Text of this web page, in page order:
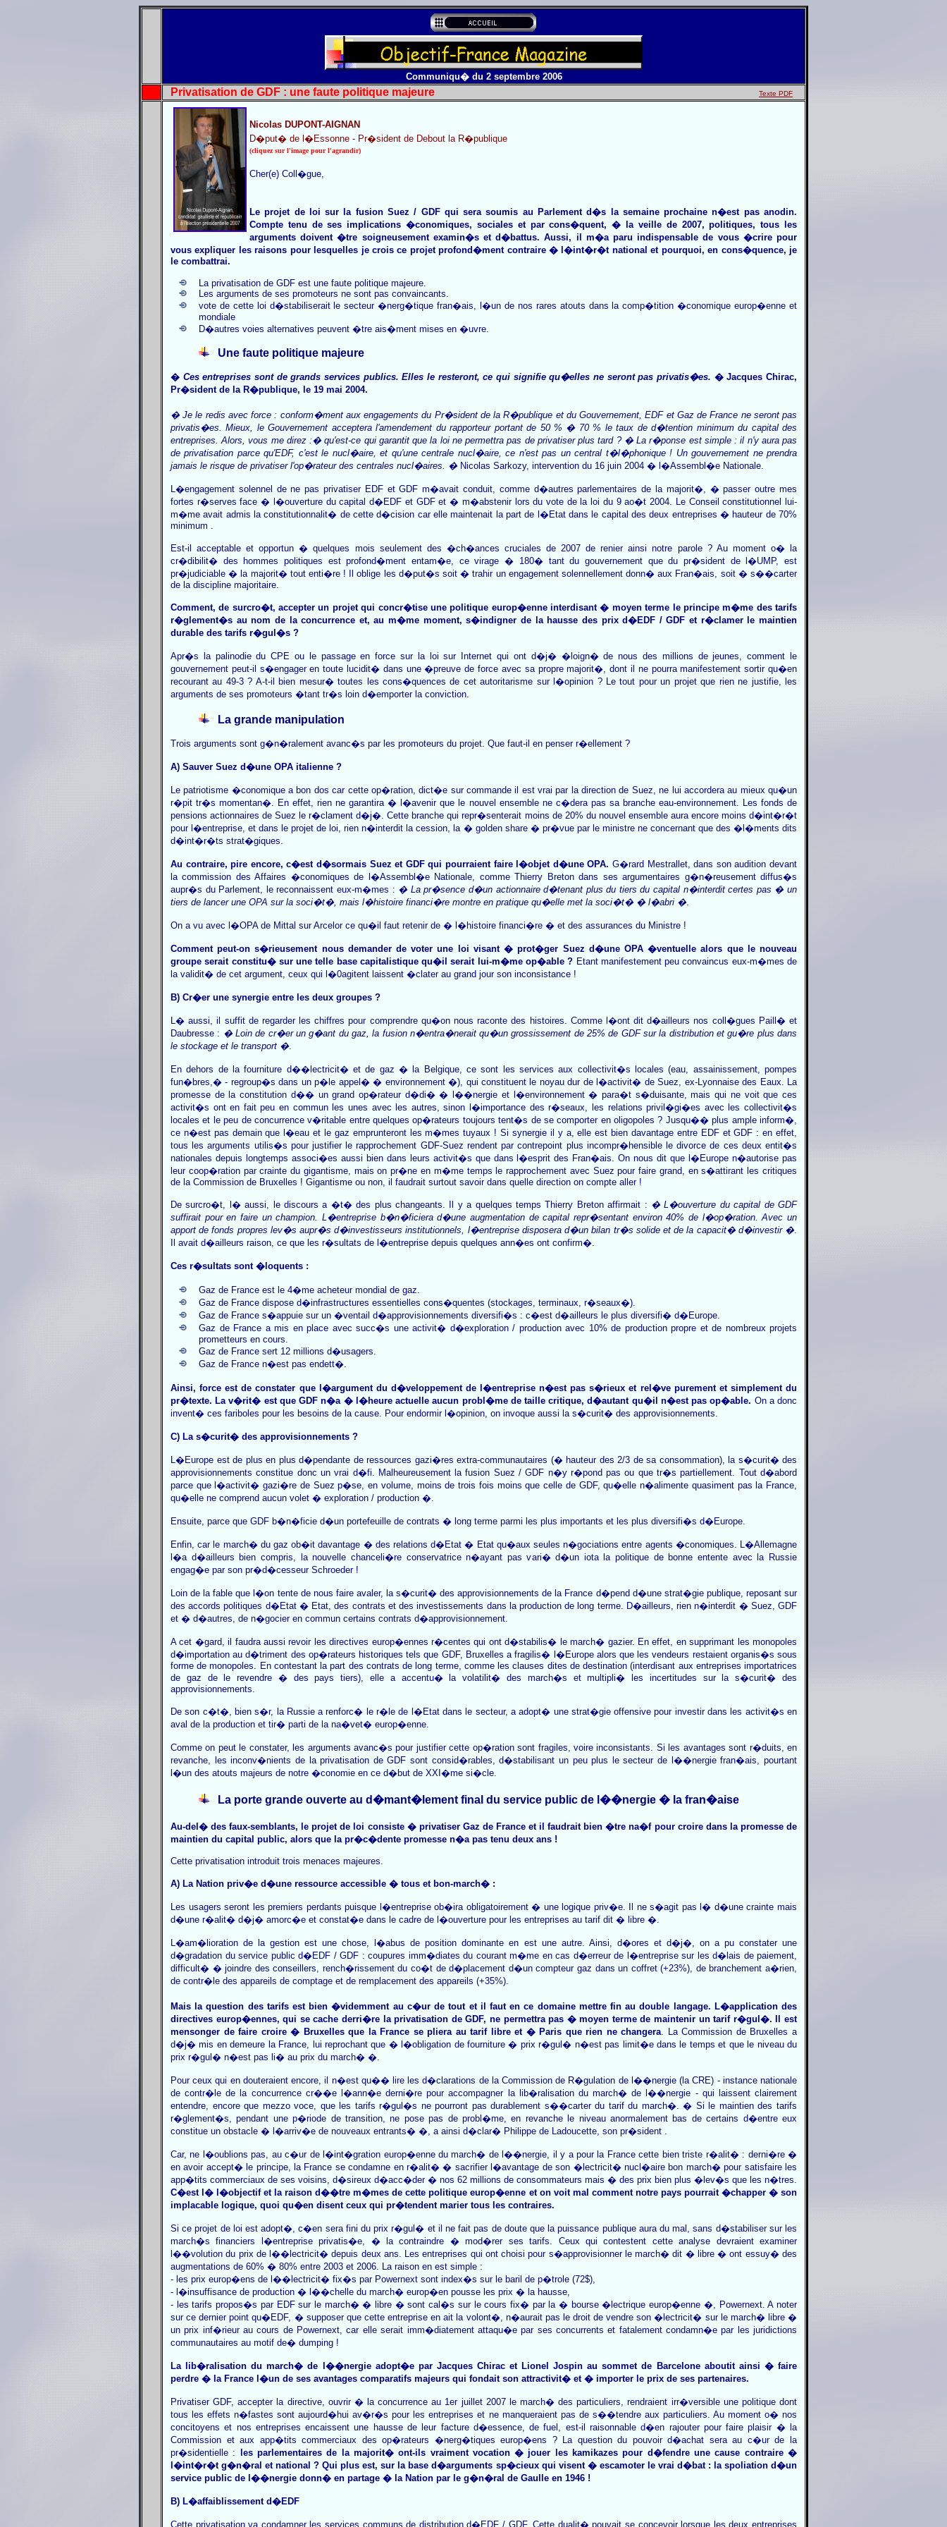
Communiqu� du 2 septembre 2006
Privatisation de GDF : une faute politique majeure Texte PDF
Nicolas DUPONT-AIGNAN
D�put� de l�Essonne - Pr�sident de Debout la R�publique
(cliquez sur l'image pour l'agrandir)
Cher(e) Coll�gue,
Le projet de loi sur la fusion Suez / GDF qui sera soumis au Parlement d�s la semaine prochaine n�est pas anodin.
Compte tenu de ses implications �conomiques, sociales et par cons�quent, � la veille de 2007, politiques, tous les
arguments doivent �tre soigneusement examin�s et d�battus. Aussi, il m�a paru indispensable de vous �crire pour
vous expliquer les raisons pour lesquelles je crois ce projet profond�ment contraire � l�int�r�t national et pourquoi, en cons�quence, je
le combattrai.
La privatisation de GDF est une faute politique majeure.
Les arguments de ses promoteurs ne sont pas convaincants.
vote de cette loi d�stabiliserait le secteur �nerg�tique fran�ais, l�un de nos rares atouts dans la comp�tition �conomique europ�enne et
mondiale
D�autres voies alternatives peuvent �tre ais�ment mises en �uvre.
Une faute politique majeure
� Ces entreprises sont de grands services publics. Elles le resteront, ce qui signifie qu�elles ne seront pas privatis�es. � Jacques Chirac,
Pr�sident de la R�publique, le 19 mai 2004.
� Je le redis avec force : conform�ment aux engagements du Pr�sident de la R�publique et du Gouvernement, EDF et Gaz de France ne seront pas
privatis�es. Mieux, le Gouvernement acceptera l'amendement du rapporteur portant de 50 % � 70 % le taux de d�tention minimum du capital des
entreprises. Alors, vous me direz :� qu'est-ce qui garantit que la loi ne permettra pas de privatiser plus tard ? � La r�ponse est simple : il n'y aura pas
de privatisation parce qu'EDF, c'est le nucl�aire, et qu'une centrale nucl�aire, ce n'est pas un central t�l�phonique ! Un gouvernement ne prendra
jamais le risque de privatiser l'op�rateur des centrales nucl�aires. �Nicolas Sarkozy, intervention du 16 juin 2004 � l�Assembl�e Nationale.
L�engagement solennel de ne pas privatiser EDF et GDF m�avait conduit, comme d�autres parlementaires de la majorit�, � passer outre mes
fortes r�serves face � l�ouverture du capital d�EDF et GDF et � m�abstenir lors du vote de la loi du 9 ao�t 2004. Le Conseil constitutionnel lui-
m�me avait admis la constitutionnalit� de cette d�cision car elle maintenait la part de l�Etat dans le capital des deux entreprises � hauteur de 70%
minimum .
Est-il acceptable et opportun � quelques mois seulement des �ch�ances cruciales de 2007 de renier ainsi notre parole ? Au moment o� la
cr�dibilit� des hommes politiques est profond�ment entam�e, ce virage � 180� tant du gouvernement que du pr�sident de l�UMP, est
pr�judiciable � la majorit� tout enti�re ! Il oblige les d�put�s soit � trahir un engagement solennellement donn� aux Fran�ais, soit � s��carter
de la discipline majoritaire.
Comment, de surcro�t, accepter un projet qui concr�tise une politique europ�enne interdisant � moyen terme le principe m�me des tarifs
r�glement�s au nom de la concurrence et, au m�me moment, s�indigner de la hausse des prix d�EDF / GDF et r�clamer le maintien
durable des tarifs r�gul�s ?
Apr�s la palinodie du CPE ou le passage en force sur la loi sur Internet qui ont d�j� �loign� de nous des millions de jeunes, comment le
gouvernement peut-il s�engager en toute lucidit� dans une �preuve de force avec sa propre majorit�, dont il ne pourra manifestement sortir qu�en
recourant au 49-3 ? A-t-il bien mesur� toutes les cons�quences de cet autoritarisme sur l�opinion ? Le tout pour un projet que rien ne justifie, les
arguments de ses promoteurs �tant tr�s loin d�emporter la conviction.
La grande manipulation
Trois arguments sont g�n�ralement avanc�s par les promoteurs du projet. Que faut-il en penser r�ellement ?
A) Sauver Suez d�une OPA italienne ?
Le patriotisme �conomique a bon dos car cette op�ration, dict�e sur commande il est vrai par la direction de Suez, ne lui accordera au mieux qu�un
r�pit tr�s momentan�. En effet, rien ne garantira � l�avenir que le nouvel ensemble ne c�dera pas sa branche eau-environnement. Les fonds de
pensions actionnaires de Suez le r�clament d�j�. Cette branche qui repr�senterait moins de 20% du nouvel ensemble aura encore moins d�int�r�t
pour l�entreprise, et dans le projet de loi, rien n�interdit la cession, la � golden share � pr�vue par le ministre ne concernant que des �l�ments dits
d�int�r�ts strat�giques.
Au contraire, pire encore, c�est d�sormais Suez et GDF qui pourraient faire l�objet d�une OPA. G�rard Mestrallet, dans son audition devant
la commission des Affaires �conomiques de l�Assembl�e Nationale, comme Thierry Breton dans ses argumentaires g�n�reusement diffus�s
aupr�s du Parlement, le reconnaissent eux-m�mes : � La pr�sence d�un actionnaire d�tenant plus du tiers du capital n�interdit certes pas � un
tiers de lancer une OPA sur la soci�t�, mais l�histoire financi�re montre en pratique qu�elle met la soci�t� � l�abri �.
On a vu avec l�OPA de Mittal sur Arcelor ce qu�il faut retenir de � l�histoire financi�re � et des assurances du Ministre !
Comment peut-on s�rieusement nous demander de voter une loi visant � prot�ger Suez d�une OPA �ventuelle alors que le nouveau
groupe serait constitu� sur une telle base capitalistique qu�il serait lui-m�me op�able ? Etant manifestement peu convaincus eux-m�mes de
la validit� de cet argument, ceux qui l�0agitent laissent �clater au grand jour son inconsistance !
B) Cr�er une synergie entre les deux groupes ?
L� aussi, il suffit de regarder les chiffres pour comprendre qu�on nous raconte des histoires. Comme l�ont dit d�ailleurs nos coll�gues Paill� et
Daubresse : � Loin de cr�er un g�ant du gaz, la fusion n�entra�nerait qu�un grossissement de 25% de GDF sur la distribution et gu�re plus dans
le stockage et le transport �.
En dehors de la fourniture d��lectricit� et de gaz � la Belgique, ce sont les services aux collectivit�s locales (eau, assainissement, pompes
fun�bres,� - regroup�s dans un p�le appel� � environnement �), qui constituent le noyau dur de l�activit� de Suez, ex-Lyonnaise des Eaux. La
promesse de la constitution d�� un grand op�rateur d�di� � l��nergie et l�environnement � para�t s�duisante, mais qui ne voit que ces
activit�s ont en fait peu en commun les unes avec les autres, sinon l�importance des r�seaux, les relations privil�gi�es avec les collectivit�s
locales et le peu de concurrence v�ritable entre quelques op�rateurs toujours tent�s de se comporter en oligopoles ? Jusqu�� plus ample inform�,
ce n�est pas demain que l�eau et le gaz emprunteront les m�mes tuyaux ! Si synergie il y a, elle est bien davantage entre EDF et GDF : en effet,
tous les arguments utilis�s pour justifier le rapprochement GDF-Suez rendent par contrepoint plus incompr�hensible le divorce de ces deux entit�s
nationales depuis longtemps associ�es aussi bien dans leurs activit�s que dans l�esprit des Fran�ais. On nous dit que l�Europe n�autorise pas
leur coop�ration par crainte du gigantisme, mais on pr�ne en m�me temps le rapprochement avec Suez pour faire grand, en s�attirant les critiques
de la Commission de Bruxelles ! Gigantisme ou non, il faudrait surtout savoir dans quelle direction on compte aller !
De surcro�t, l� aussi, le discours a �t� des plus changeants. Il y a quelques temps Thierry Breton affirmait : � L�ouverture du capital de GDF
suffirait pour en faire un champion. L�entreprise b�n�ficiera d�une augmentation de capital repr�sentant environ 40% de l�op�ration. Avec un
apport de fonds propres lev�s aupr�s d�investisseurs institutionnels, l�entreprise disposera d�un bilan tr�s solide et de la capacit� d�investir �.
Il avait d�ailleurs raison, ce que les r�sultats de l�entreprise depuis quelques ann�es ont confirm�.
Ces r�sultats sont �loquents :
Gaz de France est le 4�me acheteur mondial de gaz.
Gaz de France dispose d�infrastructures essentielles cons�quentes (stockages, terminaux, r�seaux�).
Gaz de France s�appuie sur un �ventail d�approvisionnements diversifi�s : c�est d�ailleurs le plus diversifi� d�Europe.
Gaz de France a mis en place avec succ�s une activit� d�exploration / production avec 10% de production propre et de nombreux projets
prometteurs en cours.
Gaz de France sert 12 millions d�usagers.
Gaz de France n�est pas endett�.
Ainsi, force est de constater que l�argument du d�veloppement de l�entreprise n�est pas s�rieux et rel�ve purement et simplement du
pr�texte. La v�rit� est que GDF n�a � l�heure actuelle aucun probl�me de taille critique, d�autant qu�il n�est pas op�able. On a donc
invent� ces fariboles pour les besoins de la cause. Pour endormir l�opinion, on invoque aussi la s�curit� des approvisionnements.
C) La s�curit� des approvisionnements ?
L�Europe est de plus en plus d�pendante de ressources gazi�res extra-communautaires (� hauteur des 2/3 de sa consommation), la s�curit� des
approvisionnements constitue donc un vrai d�fi. Malheureusement la fusion Suez / GDF n�y r�pond pas ou que tr�s partiellement. Tout d�abord
parce que l�activit� gazi�re de Suez p�se, en volume, moins de trois fois moins que celle de GDF, qu�elle n�alimente quasiment pas la France,
qu�elle ne comprend aucun volet � exploration / production �.
Ensuite, parce que GDF b�n�ficie d�un portefeuille de contrats � long terme parmi les plus importants et les plus diversifi�s d�Europe.
Enfin, car le march� du gaz ob�it davantage � des relations d�Etat � Etat qu�aux seules n�gociations entre agents �conomiques. L�Allemagne
l�a d�ailleurs bien compris, la nouvelle chanceli�re conservatrice n�ayant pas vari� d�un iota la politique de bonne entente avec la Russie
engag�e par son pr�d�cesseur Schroeder !
Loin de la fable que l�on tente de nous faire avaler, la s�curit� des approvisionnements de la France d�pend d�une strat�gie publique, reposant sur
des accords politiques d�Etat � Etat, des contrats et des investissements dans la production de long terme. D�ailleurs, rien n�interdit � Suez, GDF
et � d�autres, de n�gocier en commun certains contrats d�approvisionnement.
A cet �gard, il faudra aussi revoir les directives europ�ennes r�centes qui ont d�stabilis� le march� gazier. En effet, en supprimant les monopoles
d�importation au d�triment des op�rateurs historiques tels que GDF, Bruxelles a fragilis� l�Europe alors que les vendeurs restaient organis�s sous
forme de monopoles. En contestant la part des contrats de long terme, comme les clauses dites de destination (interdisant aux entreprises importatrices
de gaz de le revendre � des pays tiers), elle a accentu� la volatilit� des march�s et multipli� les incertitudes sur la s�curit� des
approvisionnements.
De son c�t�, bien s�r, la Russie a renforc� le r�le de l�Etat dans le secteur, a adopt� une strat�gie offensive pour investir dans les activit�s en
aval de la production et tir� parti de la na�vet� europ�enne.
Comme on peut le constater, les arguments avanc�s pour justifier cette op�ration sont fragiles, voire inconsistants. Si les avantages sont r�duits, en
revanche, les inconv�nients de la privatisation de GDF sont consid�rables, d�stabilisant un peu plus le secteur de l��nergie fran�ais, pourtant
l�un des atouts majeurs de notre �conomie en ce d�but de XXI�me si�cle.
La porte grande ouverte au d�mant�lement final du service public de l��nergie � la fran�aise
Au-del� des faux-semblants, le projet de loi consiste � privatiser Gaz de France et il faudrait bien �tre na�f pour croire dans la promesse de
maintien du capital public, alors que la pr�c�dente promesse n�a pas tenu deux ans !
Cette privatisation introduit trois menaces majeures.
A) La Nation priv�e d�une ressource accessible � tous et bon-march� :
Les usagers seront les premiers perdants puisque l�entreprise ob�ira obligatoirement � une logique priv�e. Il ne s�agit pas l� d�une crainte mais
d�une r�alit� d�j� amorc�e et constat�e dans le cadre de l�ouverture pour les entreprises au tarif dit � libre �.
L�am�lioration de la gestion est une chose, l�abus de position dominante en est une autre. Ainsi, d�ores et d�j�, on a pu constater une
d�gradation du service public d�EDF / GDF : coupures imm�diates du courant m�me en cas d�erreur de l�entreprise sur les d�lais de paiement,
difficult� � joindre des conseillers, rench�rissement du co�t de d�placement d�un compteur gaz dans un coffret (+23%), de branchement a�rien,
de contr�le des appareils de comptage et de remplacement des appareils (+35%).
Mais la question des tarifs est bien �videmment au c�ur de tout et il faut en ce domaine mettre fin au double langage. L�application des
directives europ�ennes, qui se cache derri�re la privatisation de GDF, ne permettra pas � moyen terme de maintenir un tarif r�gul�. Il est
mensonger de faire croire � Bruxelles que la France se pliera au tarif libre et � Paris que rien ne changera. La Commission de Bruxelles a
d�j� mis en demeure la France, lui reprochant que � l�obligation de fourniture � prix r�gul� n�est pas limit�e dans le temps et que le niveau du
prix r�gul� n�est pas li� au prix du march� �.
Pour ceux qui en douteraient encore, il n�est qu�� lire les d�clarations de la Commission de R�gulation de l��nergie (la CRE) - instance nationale
de contr�le de la concurrence cr��e l�ann�e derni�re pour accompagner la lib�ralisation du march� de l��nergie - qui laissent clairement
entendre, encore que mezzo voce, que les tarifs r�gul�s ne pourront pas durablement s��carter du tarif du march�. � Si le maintien des tarifs
r�glement�s, pendant une p�riode de transition, ne pose pas de probl�me, en revanche le niveau anormalement bas de certains d�entre eux
constitue un obstacle � l�arriv�e de nouveaux entrants� �, a ainsi d�clar� Philippe de Ladoucette, son pr�sident .
Car, ne l�oublions pas, au c�ur de l�int�gration europ�enne du march� de l��nergie, il y a pour la France cette bien triste r�alit� : derni�re �
en avoir accept� le principe, la France se condamne en r�alit� � sacrifier l�avantage de son �lectricit� nucl�aire bon march� pour satisfaire les
app�tits commerciaux de ses voisins, d�sireux d�acc�der � nos 62 millions de consommateurs mais � des prix bien plus �lev�s que les n�tres.
C�est l� l�objectif et la raison d��tre m�mes de cette politique europ�enne et on voit mal comment notre pays pourrait �chapper � son
implacable logique, quoi qu�en disent ceux qui pr�tendent marier tous les contraires.
Si ce projet de loi est adopt�, c�en sera fini du prix r�gul� et il ne fait pas de doute que la puissance publique aura du mal, sans d�stabiliser sur les
march�s financiers l�entreprise privatis�e, � la contraindre � mod�rer ses tarifs. Ceux qui contestent cette analyse devraient examiner
l��volution du prix de l��lectricit� depuis deux ans. Les entreprises qui ont choisi pour s�approvisionner le march� dit � libre � ont essuy� des
augmentations de 60% � 80% entre 2003 et 2006. La raison en est simple :
- les prix europ�ens de l��lectricit� fix�s par Powernext sont index�s sur le baril de p�trole (72$),
- l�insuffisance de production � l��chelle du march� europ�en pousse les prix � la hausse,
- les tarifs propos�s par EDF sur le march� � libre � sont cal�s sur le cours fix� par la � bourse �lectrique europ�enne �, Powernext. A noter
sur ce dernier point qu�EDF, � supposer que cette entreprise en ait la volont�, n�aurait pas le droit de vendre son �lectricit� sur le march� libre �
un prix inf�rieur au cours de Powernext, car elle serait imm�diatement attaqu�e par ses concurrents et fatalement condamn�e par les juridictions
communautaires au motif de� dumping !
La lib�ralisation du march� de l��nergie adopt�e par Jacques Chirac et Lionel Jospin au sommet de Barcelone aboutit ainsi � faire
perdre � la France l�un de ses avantages comparatifs majeurs qui fondait son attractivit� et � importer le prix de ses partenaires.
Privatiser GDF, accepter la directive, ouvrir � la concurrence au 1er juillet 2007 le march� des particuliers, rendraient irr�versible une politique dont
tous les effets n�fastes sont aujourd�hui av�r�s pour les entreprises et ne manqueraient pas de s��tendre aux particuliers. Au moment o� nos
concitoyens et nos entreprises encaissent une hausse de leur facture d�essence, de fuel, est-il raisonnable d�en rajouter pour faire plaisir � la
Commission et aux app�tits commerciaux des op�rateurs �nerg�tiques europ�ens ? La question du pouvoir d�achat sera au c�ur de la
pr�sidentielle : les parlementaires de la majorit� ont-ils vraiment vocation � jouer les kamikazes pour d�fendre une cause contraire �
l�int�r�t g�n�ral et national ? Qui plus est, sur la base d�arguments sp�cieux qui visent � escamoter le vrai d�bat : la spoliation d�un
service public de l��nergie donn� en partage � la Nation par le g�n�ral de Gaulle en 1946 !
B) L�affaiblissement d�EDF
Cette privatisation va condamner les services communs de distribution d�EDF / GDF. Cette dualit� pouvait se concevoir lorsque les deux entreprises